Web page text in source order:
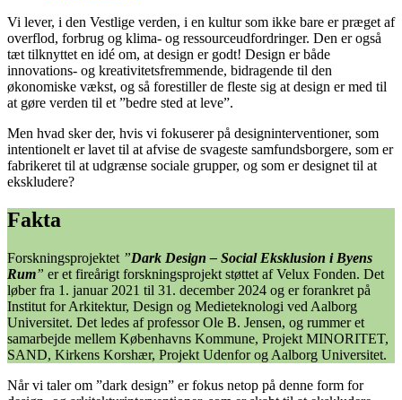
Vi lever, i den Vestlige verden, i en kultur som ikke bare er præget af
overflod, forbrug og klima- og ressourceudfordringer. Den er også
tæt tilknyttet en idé om, at design er godt! Design er både
innovations- og kreativitetsfremmende, bidragende til den
økonomiske vækst, og så forestiller de fleste sig at design er med til
at gøre verden til et ”bedre sted at leve”.
Men hvad sker der, hvis vi fokuserer på designinterventioner, som
intentionelt er lavet til at afvise de svageste samfundsborgere, som er
fabrikeret til at udgrænse sociale grupper, og som er designet til at
ekskludere?
Fakta
Forskningsprojektet ”Dark Design – Social Eksklusion i Byens
Rum” er et fireårigt forskningsprojekt støttet af Velux Fonden. Det
løber fra 1. januar 2021 til 31. december 2024 og er forankret på
Institut for Arkitektur, Design og Medieteknologi ved Aalborg
Universitet. Det ledes af professor Ole B. Jensen, og rummer et
samarbejde mellem Københavns Kommune, Projekt MINORITET,
SAND, Kirkens Korshær, Projekt Udenfor og Aalborg Universitet.
Når vi taler om ”dark design” er fokus netop på denne form for